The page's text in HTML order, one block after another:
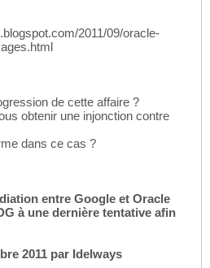
2011/09/oracle-
de cette affaire ?
obtenir une injonction contre
dans ce cas ?
entre Google et Oracle
à une dernière tentative afin
2011 par Idelways